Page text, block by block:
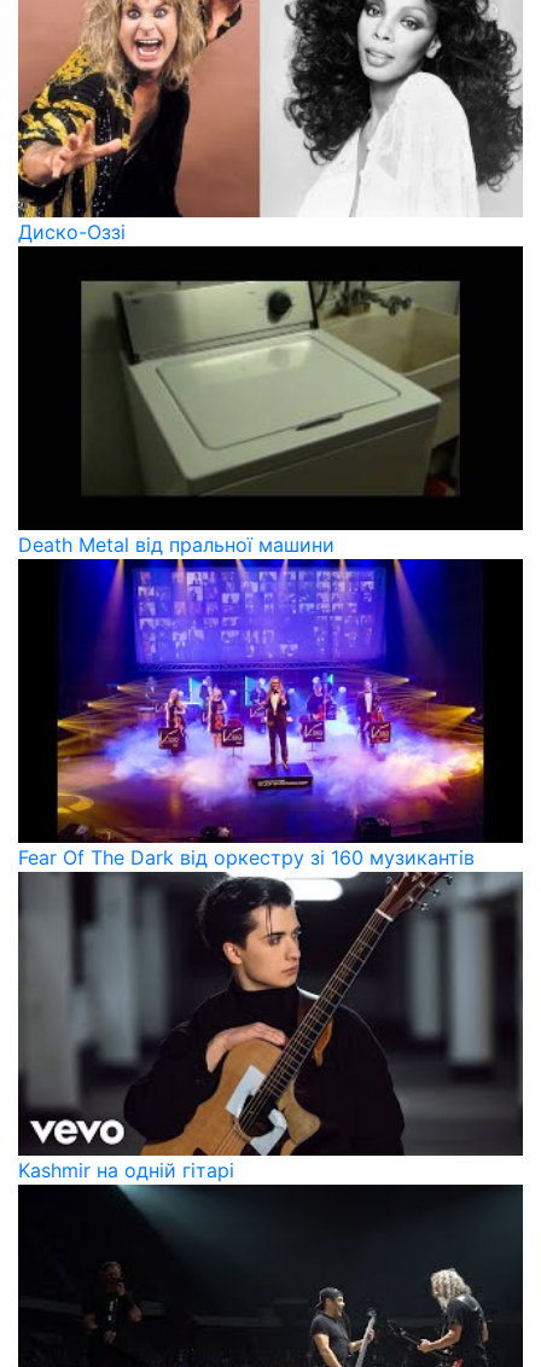
Диско-Оззі
Death Metal від пральної машини
Fear Of The Dark від оркестру зі 160 музикантів
Kashmir на одній гітарі